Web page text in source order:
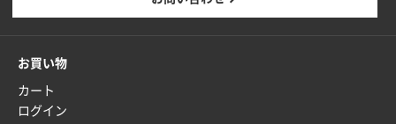
お買い物
カート
ログイン